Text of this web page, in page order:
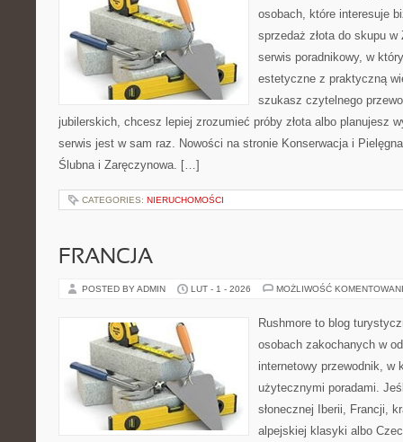
osobach, które interesuje
sprzedaż złota do skupu
serwis poradnikowy, w
estetyczne z praktyczną
szukasz czytelnego
jubilerskich, chcesz lepiej zrozumieć próby złota albo planujesz
serwis jest w sam raz. Nowości na stronie Konserwacja i
Ślubna i Zaręczynowa. […]
CATEGORIES: NIERUCHOMOŚCI
FRANCJA
POSTED BY ADMIN LUT - 1 - 2026 MOŻLIWOŚĆ
Rushmore to blog
osobach zakochanych w
internetowy przewodnik, w
użytecznymi poradami.
słonecznej Iberii, Francji,
alpejskiej klasyki albo